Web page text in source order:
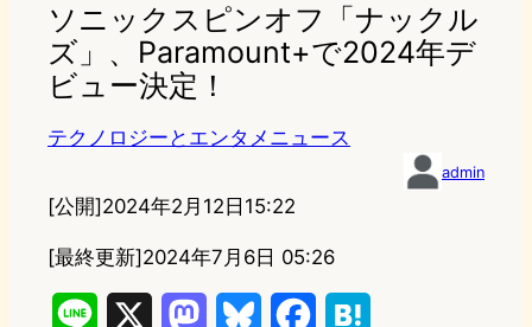
ソニックスピンオフ「ナックル
ズ」、Paramount+で2024年デ
ビュー決定！
テクノロジーとエンタメニュース
admin
[公開]2024年2月12日15:22
[最終更新]2024年7月6日 05:26